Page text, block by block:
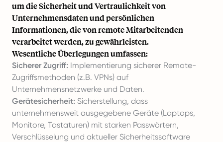
um die Sicherheit und Vertraulichkeit von
Unternehmensdaten und persönlichen
Informationen, die von remote Mitarbeitenden
verarbeitet werden, zu gewährleisten.
Wesentliche Überlegungen umfassen:
Sicherer Zugriff: Implementierung sicherer Remote-
Zugriffsmethoden (z.B. VPNs) auf
Unternehmensnetzwerke und Daten.
Gerätesicherheit: Sicherstellung, dass
unternehmensweit ausgegebene Geräte (Laptops,
Monitore, Tastaturen) mit starken Passwörtern,
Verschlüsselung und aktueller Sicherheitssoftware